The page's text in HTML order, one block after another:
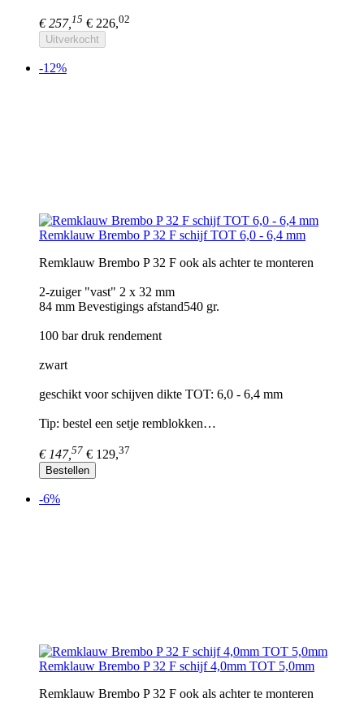
€ 257, 15 € 226,02
Uitverkocht
-12%
Remklauw Brembo P 32 F schijf TOT 6,0 - 6,4 mm
Remklauw Brembo P 32 F ook als achter te monteren
2-zuiger "vast" 2 x 32 mm
84 mm Bevestigings afstand540 gr.
100 bar druk rendement
zwart
geschikt voor schijven dikte TOT: 6,0 - 6,4 mm
Tip: bestel een setje remblokken…
€ 147, 57 € 129,37
Bestellen
-6%
Remklauw Brembo P 32 F schijf 4,0mm TOT 5,0mm
Remklauw Brembo P 32 F ook als achter te monteren